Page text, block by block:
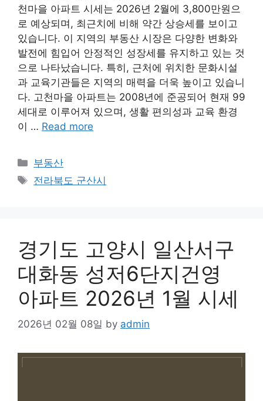
천마을 아파트 시세는 2026년 2월에 3,800만원으
로 예상되며, 최근치에 비해 약간 상승세를 보이고
있습니다. 이 지역의 부동산 시장은 다양한 변화와
발전에 힘입어 안정적인 성장세를 유지하고 있는 것
으로 나타났습니다. 특히, 근처에 위치한 문화시설
과 교육기관들은 지역의 매력을 더욱 높이고 있습니
다. 고천마을 아파트는 2008년에 준공되어 현재 99
세대로 이루어져 있으며, 생활 편의성과 교육 환경
이 … Read more
Categories
부동산
Tags
전라북도 군산시
경기도 고양시 일산서구
대화동 성저6단지건영
아파트 2026년 1월 시세
2026년 02월 08일 by admin